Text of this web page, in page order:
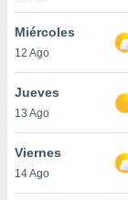
cookies
aceptar
Miércoles
12 Ago
Jueves
13 Ago
Viernes
14 Ago